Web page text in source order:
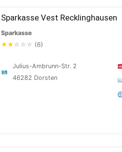
Sparkasse Vest Recklinghausen
Sparkasse
★★ ☆ ☆ ☆ (6)
Julius-Ambrunn-Str. 2
46282 Dorsten